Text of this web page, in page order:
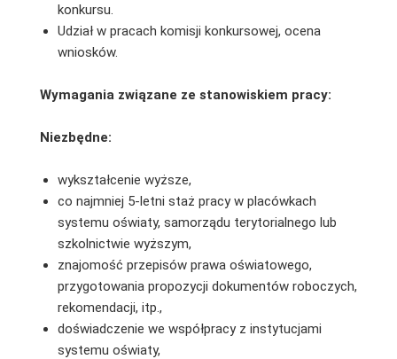
konkursu.
Udział w pracach komisji konkursowej, ocena
wniosków.
Wymagania związane ze stanowiskiem pracy:
Niezbędne:
wykształcenie wyższe,
co najmniej 5-letni staż pracy w placówkach
systemu oświaty, samorządu terytorialnego lub
szkolnictwie wyższym,
znajomość przepisów prawa oświatowego,
przygotowania propozycji dokumentów roboczych,
rekomendacji, itp.,
doświadczenie we współpracy z instytucjami
systemu oświaty,